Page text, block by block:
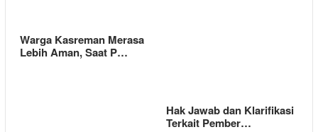
Warga Kasreman Merasa
Lebih Aman, Saat P…
Hak Jawab dan Klarifikasi
Terkait Pember…